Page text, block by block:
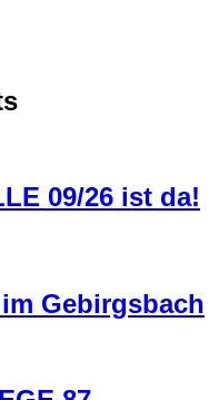
09/26 ist da!
Gebirgsbach